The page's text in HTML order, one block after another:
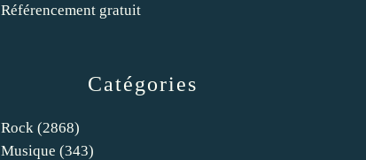
Catégories
Rock (2868)
Musique (343)
Référencement gratuit